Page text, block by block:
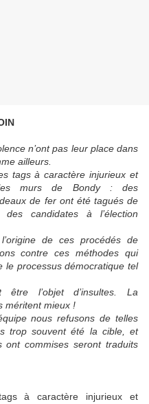
n’ont pas leur place dans
ailleurs.
tags à caractère injurieux et
murs de Bondy : des
de fer ont été tagués de
des candidates à l’élection
de ces procédés de
contre ces méthodes qui
le processus démocratique tel
l’objet d’insultes. La
méritent mieux !
nous refusons de telles
trop souvent été la cible, et
commises seront traduits
à caractère injurieux et